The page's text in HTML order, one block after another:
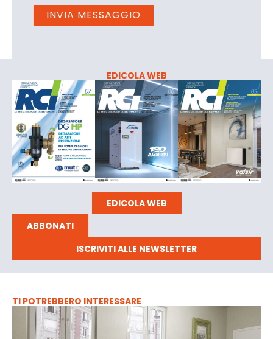
EDICOLA WEB
EDICOLA WEB
ABBONATI
ISCRIVITI ALLE NEWSLETTER
TI POTREBBERO INTERESSARE